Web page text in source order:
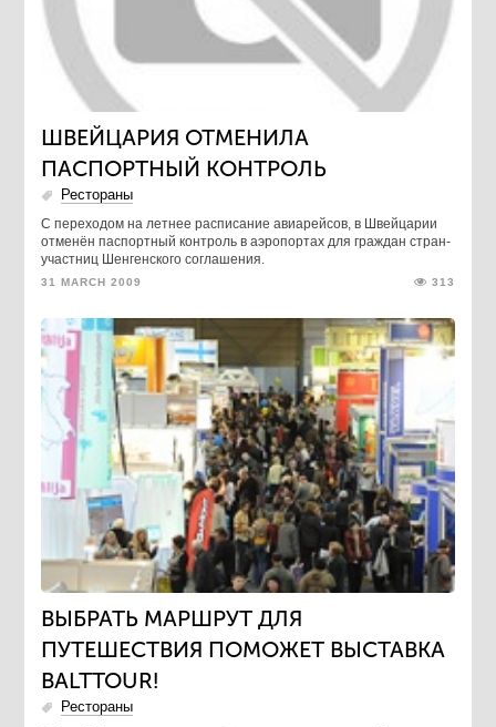
ШВЕЙЦАРИЯ ОТМЕНИЛА
ПАСПОРТНЫЙ КОНТРОЛЬ
Рестораны
С переходом на летнее расписание авиарейсов, в Швейцарии
отменён паспортный контроль в аэропортах для граждан стран-
участниц Шенгенского соглашения.
31 MARCH 2009 313
ВЫБРАТЬ МАРШРУТ ДЛЯ
ПУТЕШЕСТВИЯ ПОМОЖЕТ ВЫСТАВКА
BALTTOUR!
Рестораны